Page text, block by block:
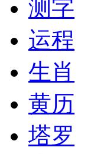
测字
运程
生肖
黄历
塔罗